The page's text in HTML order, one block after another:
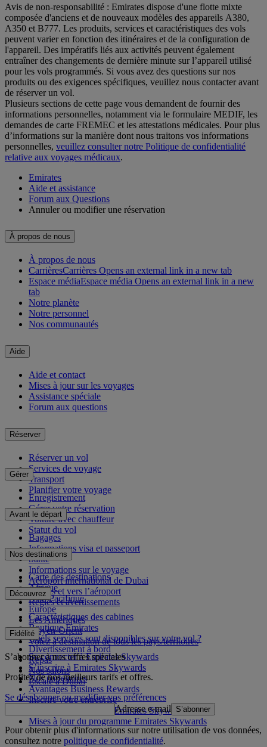
Avis de non-responsabilité : Emirates dispose d'une flotte mixte
composée d'anciens et de nouveaux modèles des appareils A380,
A350 et B777. Les produits, services et caractéristiques des vols
peuvent varier en fonction des itinéraires et de la configuration de
l'appareil. Des impératifs liés aux activités peuvent également
entraîner des changements de dernière minute sur l’appareil utilisé
pour les vols programmés. Si vous avez des questions sur nos
produits ou des exigences spécifiques, veuillez nous contacter avant
de réserver un vol.
Plusieurs sections de cette page vous demandent de fournir des
informations personnelles, notamment via le formulaire MEDIF, les
demandes de carte FREMEC et les attestations médicales. Pour plus
d’informations sur la manière dont nous traitons vos informations
personnelles, veuillez consulter notre Politique de confidentialité
relative aux voyages médicaux.
Emirates
Aide et assistance
Forum aux Questions
Annuler ou modifier une réservation
À propos de nous
À propos de nous
CarrièresCarrières Opens an external link in a new tab
Espace médiaEspace média Opens an external link in a new
tab
Notre planète
Notre personnel
Nos communautés
Aide
Aide et contact
Mises à jour sur les voyages
Assistance spéciale
Forum aux questions
Réserver
Réserver un vol
Services de voyage
Transport
Planifier votre voyage
Gérer
Enregistrement
Gérer votre réservation
Voiture avec chauffeur
Statut du vol
Avant le départ
Bagages
Informations visa et passeport
Santé
Informations sur le voyage
Aéroport international de Dubai
Depuis et vers l’aéroport
Règles et avertissements
Nos destinations
Carte des destinations
Afrique
Asie-Pacifique
Europe
Les Amériques
Moyen-Orient
Volez à destination de tous les pays/territoires
Découvrez
Caractéristiques des cabines
Boutique Emirates
Quels services sont disponibles sur votre vol ?
Divertissement à bord
Repas
Nos salons
Escale à Dubai
Fidélité
Se connecter à Emirates Skywards
S’inscrire à Emirates Skywards
Nos partenaires
Avantages Business Rewards
Inscrire votre entreprise
Règles du programme Emirates Skywards
Mises à jour du programme Emirates Skywards
S’abonner à nos offres spéciales
Profitez de nos meilleurs tarifs et offres.
Se désabonner ou modifier vos préférences
Adresse e-mail S’abonner
Pour obtenir plus d'informations sur notre utilisation de vos données,
consultez notre politique de confidentialité.